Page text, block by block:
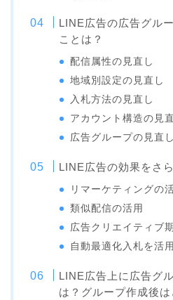
LINE広告の広告グル
ことは？
配信属性の見直し
地域別設定の見直し
入札方法の見直し
アカウント構造の見
広告グループの見直し
LINE広告の効果をさ
リマーケティングの
類似配信の活用
広告クリエイティブ
自動最適化入札を活
LINE広告上に広告グ
は？グループ作成後